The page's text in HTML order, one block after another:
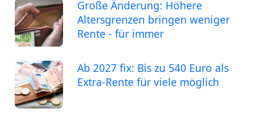
Große Änderung: Höhere
Altersgrenzen bringen weniger
Rente - für immer
Ab 2027 fix: Bis zu 540 Euro als
Extra-Rente für viele möglich